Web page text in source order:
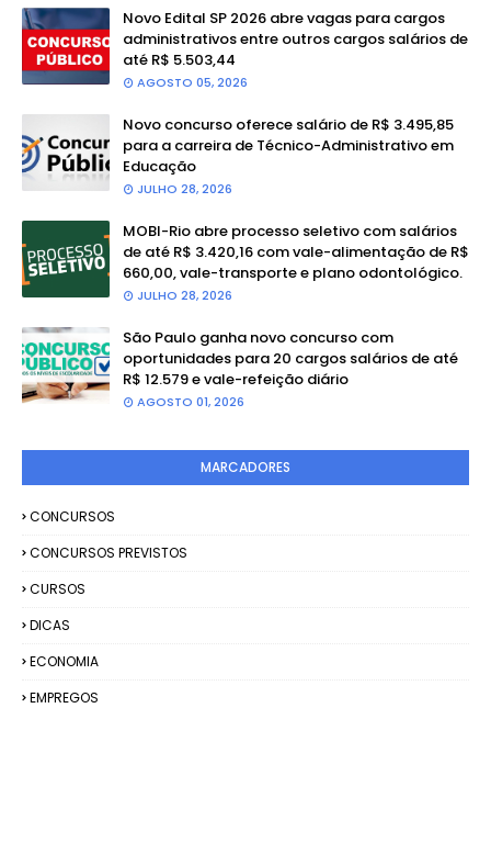
Novo Edital SP 2026 abre vagas para cargos
administrativos entre outros cargos salários de
até R$ 5.503,44
AGOSTO 05, 2026
Novo concurso oferece salário de R$ 3.495,85
para a carreira de Técnico-Administrativo em
Educação
JULHO 28, 2026
MOBI-Rio abre processo seletivo com salários
de até R$ 3.420,16 com vale-alimentação de R$
660,00, vale-transporte e plano odontológico.
JULHO 28, 2026
São Paulo ganha novo concurso com
oportunidades para 20 cargos salários de até
R$ 12.579 e vale-refeição diário
AGOSTO 01, 2026
MARCADORES
CONCURSOS
CONCURSOS PREVISTOS
CURSOS
DICAS
ECONOMIA
EMPREGOS